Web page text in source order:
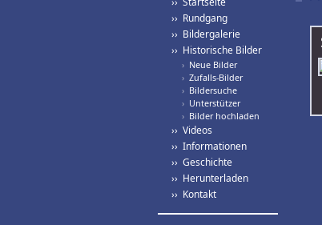
›› Rundgang
›› Bildergalerie
›› Historische Bilder
› Neue Bilder
› Zufalls-Bilder
› Bildersuche
› Unterstützer
› Bilder hochladen
›› Videos
›› Informationen
›› Geschichte
›› Herunterladen
›› Kontakt